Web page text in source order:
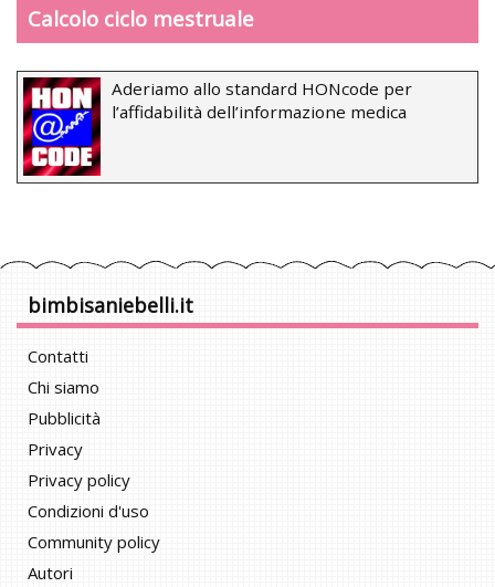
Calcolo ciclo mestruale
Aderiamo allo standard HONcode per
l’affidabilità dell’informazione medica
bimbisaniebelli.it
Contatti
Chi siamo
Pubblicità
Privacy
Privacy policy
Condizioni d'uso
Community policy
Autori